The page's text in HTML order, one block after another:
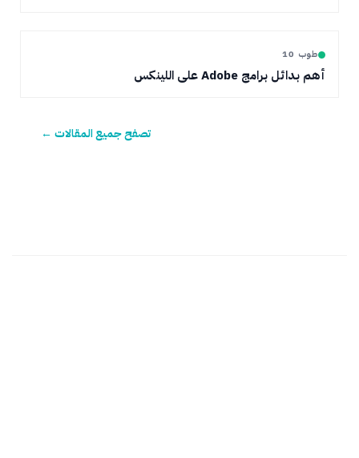
طوب 10
أهم بدائل برامج Adobe على اللينكس
تصفح جميع المقالات ←